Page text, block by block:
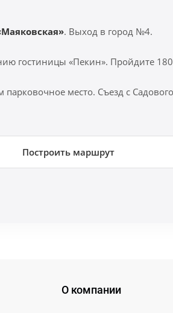
. Выход в город №4.
гостиницы «Пекин». Пройдите
место. Съезд с
Построить маршрут
О компании